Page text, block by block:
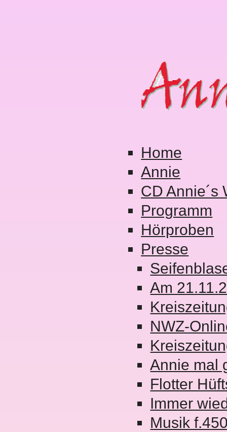
Home
Annie
CD Annie´s
Programm
Hörproben
Presse
Am
NWZ-
Annie mal
Flotter
Immer
Musik